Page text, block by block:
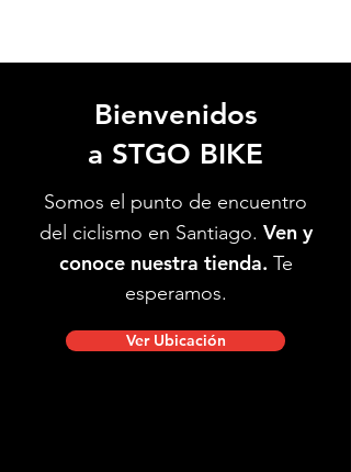
Bienvenidos
a STGO BIKE
Somos el punto de encuentro
del ciclismo en Santiago. Ven y
conoce nuestra tienda. Te
esperamos.
Ver Ubicación